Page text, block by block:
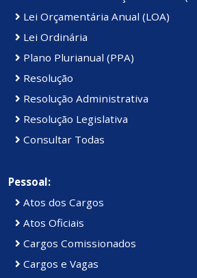
Lei Orçamentária Anual (LOA)
Lei Ordinária
Plano Plurianual (PPA)
Resolução
Resolução Administrativa
Resolução Legislativa
Consultar Todas
Pessoal:
Atos dos Cargos
Atos Oficiais
Cargos Comissionados
Cargos e Vagas